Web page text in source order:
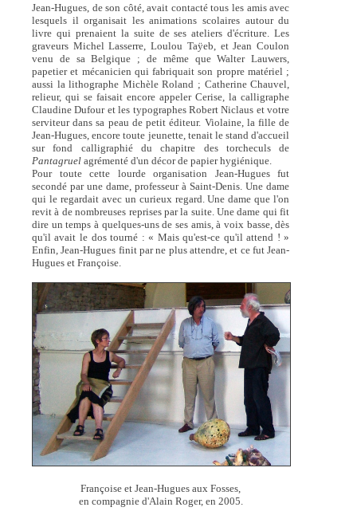
Jean-Hugues, de son côté, avait contacté tous les amis avec
lesquels il organisait les animations scolaires autour du
livre qui prenaient la suite de ses ateliers d'écriture. Les
graveurs Michel Lasserre, Loulou Taÿeb, et Jean Coulon
venu de sa Belgique ; de même que Walter Lauwers,
papetier et mécanicien qui fabriquait son propre matériel ;
aussi la lithographe Michèle Roland ; Catherine Chauvel,
relieur, qui se faisait encore appeler Cerise, la calligraphe
Claudine Dufour et les typographes Robert Niclaus et votre
serviteur dans sa peau de petit éditeur. Violaine, la fille de
Jean-Hugues, encore toute jeunette, tenait le stand d'accueil
sur fond calligraphié du chapitre des torcheculs de
Pantagruelagrémenté d'un décor de papier hygiénique.
Pour toute cette lourde organisation Jean-Hugues fut
secondé par une dame, professeur à Saint-Denis. Une dame
qui le regardait avec un curieux regard. Une dame que l'on
revit à de nombreuses reprises par la suite. Une dame qui fit
dire un temps à quelques-uns de ses amis, à voix basse, dès
qu'il avait le dos tourné : « Mais qu'est-ce qu'il attend ! »
Enfin, Jean-Hugues finit par ne plus attendre, et ce fut Jean-
Hugues et Françoise.
Françoise et Jean-Hugues aux Fosses,
en compagnie d'Alain Roger, en 2005.